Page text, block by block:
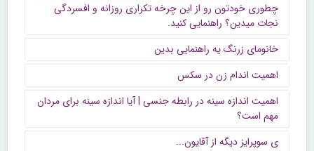
چطوری خودتون رو از این چرخه تکراری روزانه و افسردگی
نجات میدین؟ راهنمایی کنید.
خانومای زرنگ یه راهنمایی بدین
اهمیت اندام زن در سکس
اهمیت اندازه سینه در رابطه جنسی | آیا اندازه سینه برای مردان
مهم است؟
ی سوپرایز دیگه از آقایون...